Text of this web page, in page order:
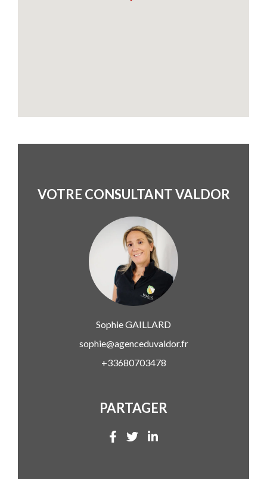
VOTRE CONSULTANT VALDOR
SophieGAILLARD
sophie@agenceduvaldor.fr
+33680703478
PARTAGER